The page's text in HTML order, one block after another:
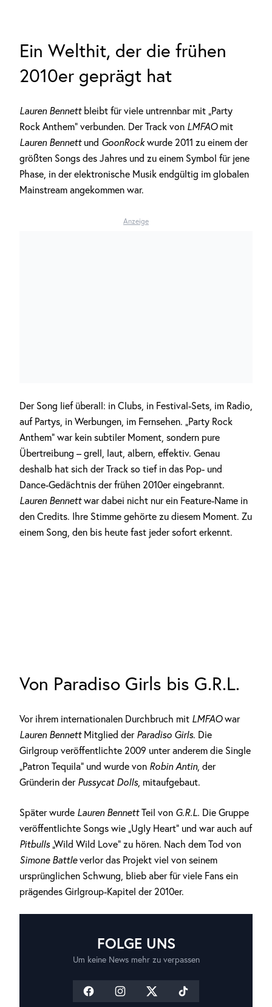
Ein Welthit, der die frühen
2010er geprägt hat
Lauren Bennettbleibt für viele untrennbar mit „Party
Rock Anthem“ verbunden. Der Track von LMFAO mit
Lauren Bennettund GoonRockwurde 2011 zu einem der
größten Songs des Jahres und zu einem Symbol für jene
Phase, in der elektronische Musik endgültig im globalen
Mainstream angekommen war.
Anzeige
Der Song lief überall: in Clubs, in Festival-Sets, im Radio,
auf Partys, in Werbungen, im Fernsehen. „Party Rock
Anthem“ war kein subtiler Moment, sondern pure
Übertreibung – grell, laut, albern, effektiv. Genau
deshalb hat sich der Track so tief in das Pop- und
Dance-Gedächtnis der frühen 2010er eingebrannt.
Lauren Bennettwar dabei nicht nur ein Feature-Name in
den Credits. Ihre Stimme gehörte zu diesem Moment. Zu
einem Song, den bis heute fast jeder sofort erkennt.
Von Paradiso Girls bis G.R.L.
Vor ihrem internationalen Durchbruch mit LMFAOwar
Lauren BennettMitglied der Paradiso Girls. Die
Girlgroup veröffentlichte 2009 unter anderem die Single
„Patron Tequila“ und wurde von Robin Antin, der
Gründerin der Pussycat Dolls, mitaufgebaut.
Später wurde Lauren BennettTeil von G.R.L. Die Gruppe
veröffentlichte Songs wie „Ugly Heart“ und war auch auf
Pitbulls „Wild Wild Love“ zu hören. Nach dem Tod von
Simone Battleverlor das Projekt viel von seinem
ursprünglichen Schwung, blieb aber für viele Fans ein
prägendes Girlgroup-Kapitel der 2010er.
FOLGE UNS
Um keine News mehr zu verpassen